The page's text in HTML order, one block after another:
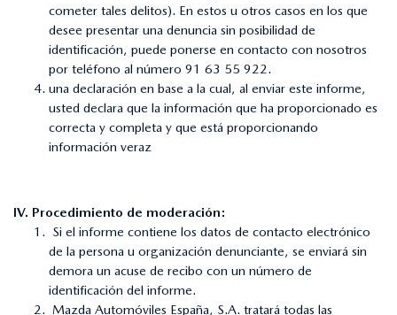
cometer tales delitos). En estos u otros casos en los que
desee presentar una denuncia sin posibilidad de
identificación, puede ponerse en contacto con nosotros
por teléfono al número 91 63 55 922.
una declaración en base a la cual, al enviar este informe,
usted declara que la información que ha proporcionado es
correcta y completa y que está proporcionando
información veraz
IV. Procedimiento de moderación:
Si el informe contiene los datos de contacto electrónico
de la persona u organización denunciante, se enviará sin
demora un acuse de recibo con un número de
identificación del informe.
Mazda Automóviles España, S.A. tratará todas las